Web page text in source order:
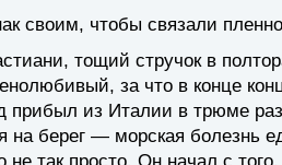
своим, чтобы связали
тощий стручок в
за что в конце
прибыл из Италии в трюме
на берег — морская болезнь